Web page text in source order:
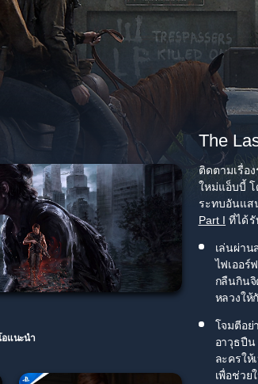
อแนะนำ
The
ติดตามเรื่อ
ใหม่แอ็บบี้
ระทบอันแส
Part I ที่ได้
เล่นผ่าน
ไฟเออร์
กลืนกินจิ
หลวงให้
โจมตีอย่
อาวุธปื
ละครให้
เพื่อช่วย